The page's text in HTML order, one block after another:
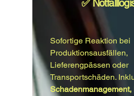
​✅
Sofortige Reaktion bei
Produktionsausfällen,
Lieferengpässen oder
Transportschäden.
Schadenmanagement,